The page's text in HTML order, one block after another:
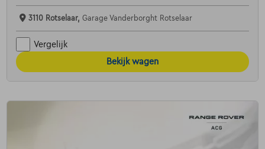
3110 Rotselaar, Garage Vanderborght Rotselaar
Vergelijk
Bekijk wagen